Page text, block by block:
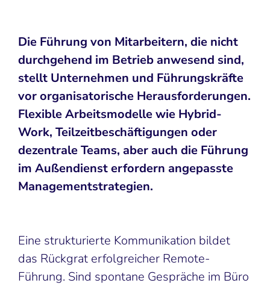
Die Führung von Mitarbeitern, die nicht
durchgehend im Betrieb anwesend sind,
stellt Unternehmen und Führungskräfte
vor organisatorische Herausforderungen.
Flexible Arbeitsmodelle wie Hybrid-
Work, Teilzeitbeschäftigungen oder
dezentrale Teams, aber auch die Führung
im Außendienst erfordern angepasste
Managementstrategien.
Eine strukturierte Kommunikation bildet
das Rückgrat erfolgreicher Remote-
Führung. Sind spontane Gespräche im Büro